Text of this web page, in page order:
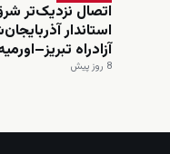
اتصال نزدیک‌تر
استاندار
آزادراه
8 روز پیش